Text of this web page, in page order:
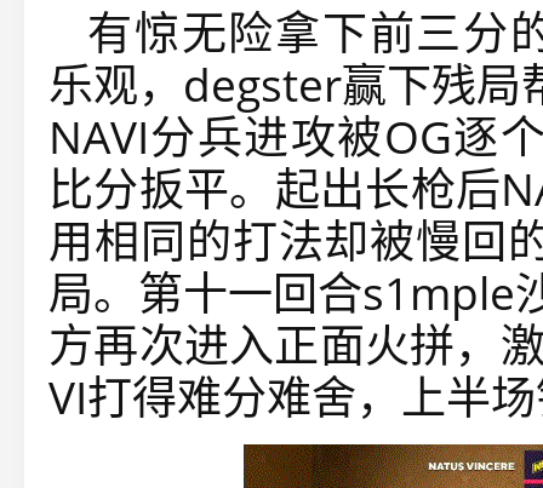
有惊无险拿下前三分
乐观，degster赢下残局
NAVI分兵进攻被OG逐
比分扳平。起出长枪后
用相同的打法却被慢回
局。第十一回合s1mple
方再次进入正面火拼，
VI打得难分难舍，上半